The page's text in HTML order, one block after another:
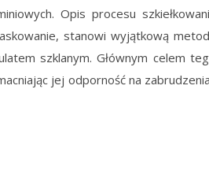
Opis procesu
stanowi wyjątkową
szklanym. Głównym celem
jej odporność na